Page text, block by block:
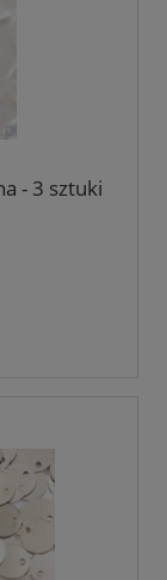
- 3 sztuki